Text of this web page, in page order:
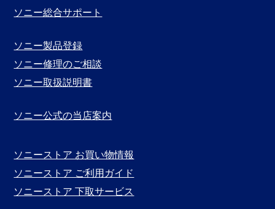
ソニー総合サポート
ソニー製品登録
ソニー修理のご相談
ソニー取扱説明書
ソニー公式の当店案内
ソニーストア お買い物情報
ソニーストア ご利用ガイド
ソニーストア 下取サービス